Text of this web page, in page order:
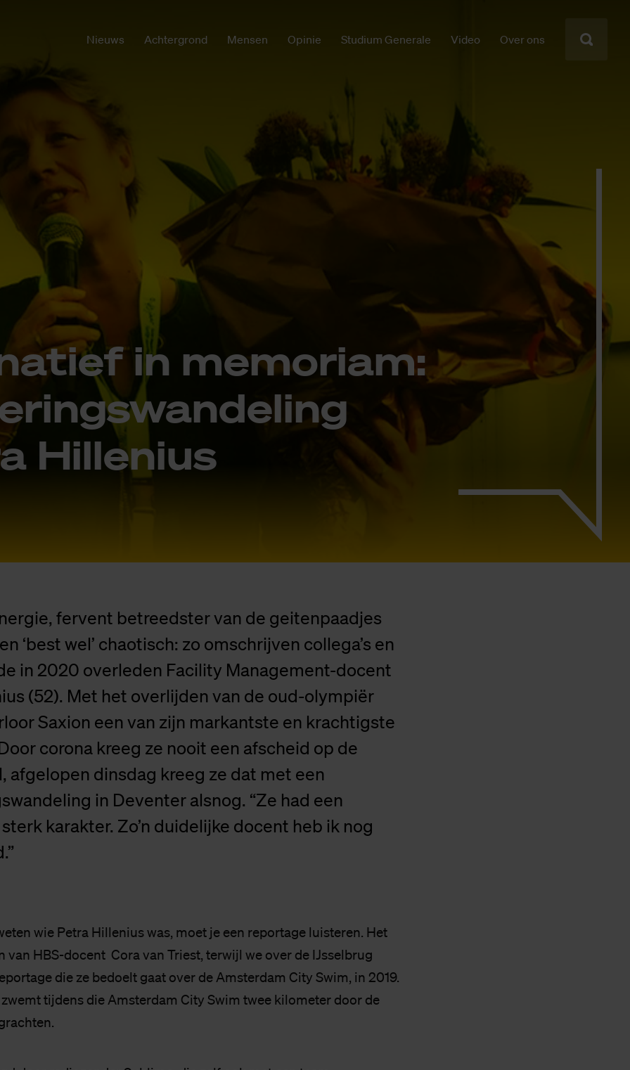
Nieuws Achtergrond Mensen Opinie Studium Generale Video Over ons
in me­mo­ri­am:
Hil­le­ni­us
fervent betreedster van de geitenpaadjes
‘best wel’ chaotisch: zo omschrijven collega’s en
in 2020 overleden Facility Management-docent
(52). Met het overlijden van de oud-olympiër
Saxion een van zijn markantste en krachtigste
corona kreeg ze nooit een afscheid op de
afgelopen dinsdag kreeg ze dat met een
in Deventer alsnog. “Ze had een
karakter. Zo’n duidelijke docent heb ik nog
wie Petra Hillenius was, moet je een reportage luisteren. Het
van HBS-docent Cora van Triest, terwijl we over de IJsselbrug
die ze bedoelt gaat over de Amsterdam City Swim, in 2019.
tijdens die Amsterdam City Swim twee kilometer door de